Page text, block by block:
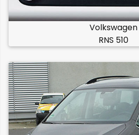
Volkswagen
RNS 510